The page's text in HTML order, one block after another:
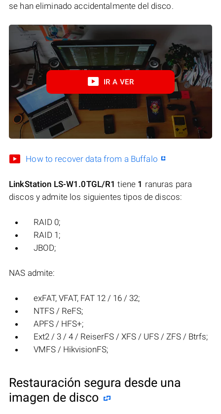
se han eliminado accidentalmente del disco.
IR A VER
How to recover data from a Buffalo
LinkStation LS-W1.0TGL/R1 tiene 1 ranuras para
discos y admite los siguientes tipos de discos:
RAID 0;
RAID 1;
JBOD;
NAS admite:
exFAT, VFAT, FAT 12 / 16 / 32;
NTFS / ReFS;
APFS / HFS+;
Ext2 / 3 / 4 / ReiserFS / XFS / UFS / ZFS / Btrfs;
VMFS / HikvisionFS;
Restauración segura desde una
imagen de disco